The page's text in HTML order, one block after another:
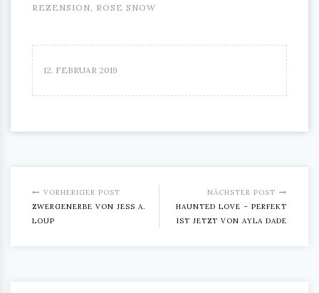
REZENSION, ROSE SNOW
12. FEBRUAR 2019
VORHERIGER POST
ZWERGENERBE VON JESS A.
LOUP
NÄCHSTER POST
HAUNTED LOVE – PERFEKT
IST JETZT VON AYLA DADE